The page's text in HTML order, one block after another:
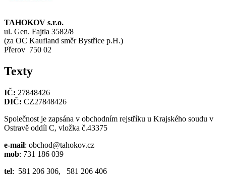
TAHOKOV s.r.o.
ul. Gen. Fajtla 3582/8
(za OC Kaufland směr Bystřice p.H.)
Přerov 750 02
Texty
IČ: 27848426
DIČ: CZ27848426
Společnost je zapsána v obchodním rejstříku u Krajského soudu v
Ostravě oddíl C, vložka č.43375
e-mail: obchod@tahokov.cz
mob: 731 186 039
tel: 581 206 306, 581 206 406